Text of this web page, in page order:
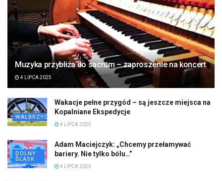
Muzyka przybliża do sacrum – zaproszenie na koncert
4 LIPCA 2025
WAŁBRZYCH
Wakacje pełne przygód – są jeszcze miejsca na
Kopalniane Ekspedycje
4 LIPCA 2025
DOLNY
ŚLĄSK
Adam Maciejczyk: „Chcemy przełamywać
bariery. Nie tylko bólu…”
4 LIPCA 2025